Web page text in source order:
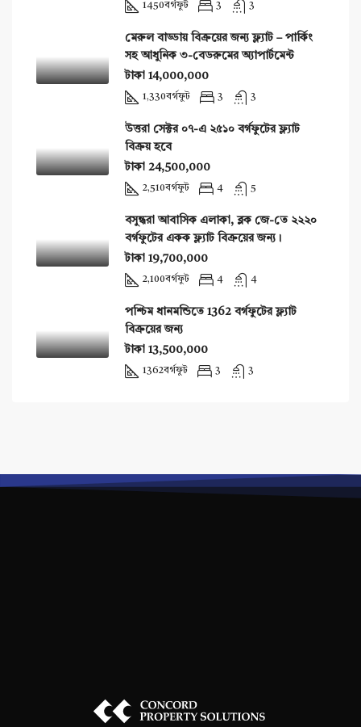
1450বর্গফুট 3 3
মেরুল বাড্ডায় বিক্রয়ের জন্য ফ্ল্যাট – পার্কিং
সহ আধুনিক ৩-বেডরুমের অ্যাপার্টমেন্ট
টাকা 14,000,000
1,330বর্গফুট 3 3
উত্তরা সেক্টর ০৭-এ ২৫১০ বর্গফুটের ফ্ল্যাট
বিক্রয় হবে
টাকা 24,500,000
2,510বর্গফুট 4 5
বসুন্ধরা আবাসিক এলাকা, ব্লক জে-তে ২২২০
বর্গফুটের একক ফ্ল্যাট বিক্রয়ের জন্য।
টাকা 19,700,000
2,100বর্গফুট 4 4
পশ্চিম ধানমন্ডিতে 1362 বর্গফুটের ফ্ল্যাট
বিক্রয়ের জন্য
টাকা 13,500,000
1362বর্গফুট 3 3